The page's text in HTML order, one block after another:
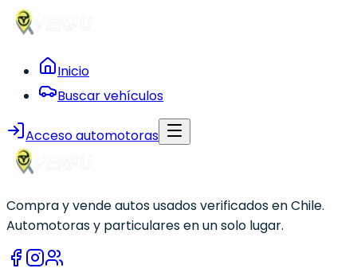
Inicio
Buscar vehículos
Acceso automotoras
Compra y vende autos usados verificados en Chile.
Automotoras y particulares en un solo lugar.